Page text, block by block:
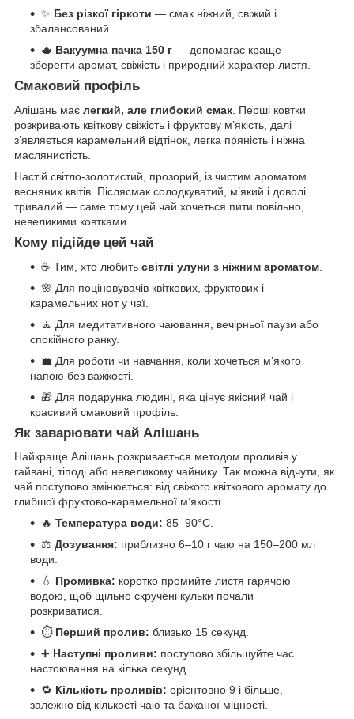
✨ Без різкої гіркоти — смак ніжний, свіжий і
збалансований.
🫖 Вакуумна пачка 150 г — допомагає краще
зберегти аромат, свіжість і природний характер листя.
Смаковий профіль
Алішань має легкий, але глибокий смак . Перші ковтки
розкривають квіткову свіжість і фруктову м’якість, далі
з’являється карамельний відтінок, легка пряність і ніжна
маслянистість.
Настій світло-золотистий, прозорий, із чистим ароматом
весняних квітів. Післясмак солодкуватий, м’який і доволі
тривалий — саме тому цей чай хочеться пити повільно,
невеликими ковтками.
Кому підійде цей чай
☕ Тим, хто любить світлі улуни з ніжним ароматом
🌸 Для поціновувачів квіткових, фруктових і
карамельних нот у чаї.
🧘 Для медитативного чаювання, вечірньої паузи або
спокійного ранку.
💼 Для роботи чи навчання, коли хочеться м’якого
напою без важкості.
🎁 Для подарунка людині, яка цінує якісний чай і
красивий смаковий профіль.
Як заварювати чай Алішань
Найкраще Алішань розкривається методом проливів у
гайвані, тіподі або невеликому чайнику. Так можна відчути, як
чай поступово змінюється: від свіжого квіткового аромату до
глибшої фруктово-карамельної м’якості.
🔥 Температура води: 85–90°C.
⚖️ Дозування: приблизно 6–10 г чаю на 150–200 мл
води.
💧 Промивка: коротко промийте листя гарячою
водою, щоб щільно скручені кульки почали
розкриватися.
⏱️ Перший пролив: близько 15 секунд.
➕ Наступні проливи: поступово збільшуйте час
настоювання на кілька секунд.
🔁 Кількість проливів: орієнтовно 9 і більше,
залежно від кількості чаю та бажаної міцності.